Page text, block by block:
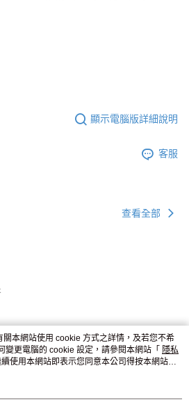
顯示電腦版詳細說明
客服
查看全部
本網站使用 cookie 方式之詳情，及若您不希
變更電腦的 cookie 設定，請參閱本網站「 隱私
使用本網站即表示您同意本公司得按本網站使
。